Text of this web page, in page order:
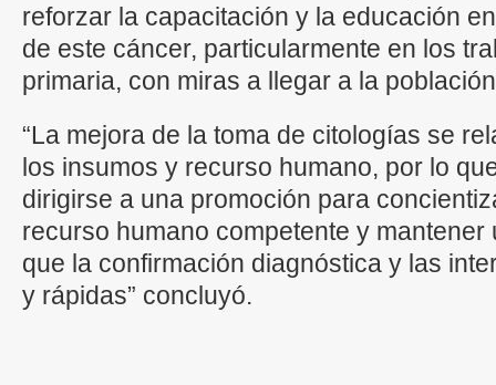
reforzar la capacitación y la educación
de este cáncer, particularmente en los
primaria, con miras a llegar a la
“La mejora de la toma de citologías se
los insumos y recurso humano, por lo
dirigirse a una promoción para
recurso humano competente y
que la confirmación diagnóstica y las
y rápidas” concluyó.